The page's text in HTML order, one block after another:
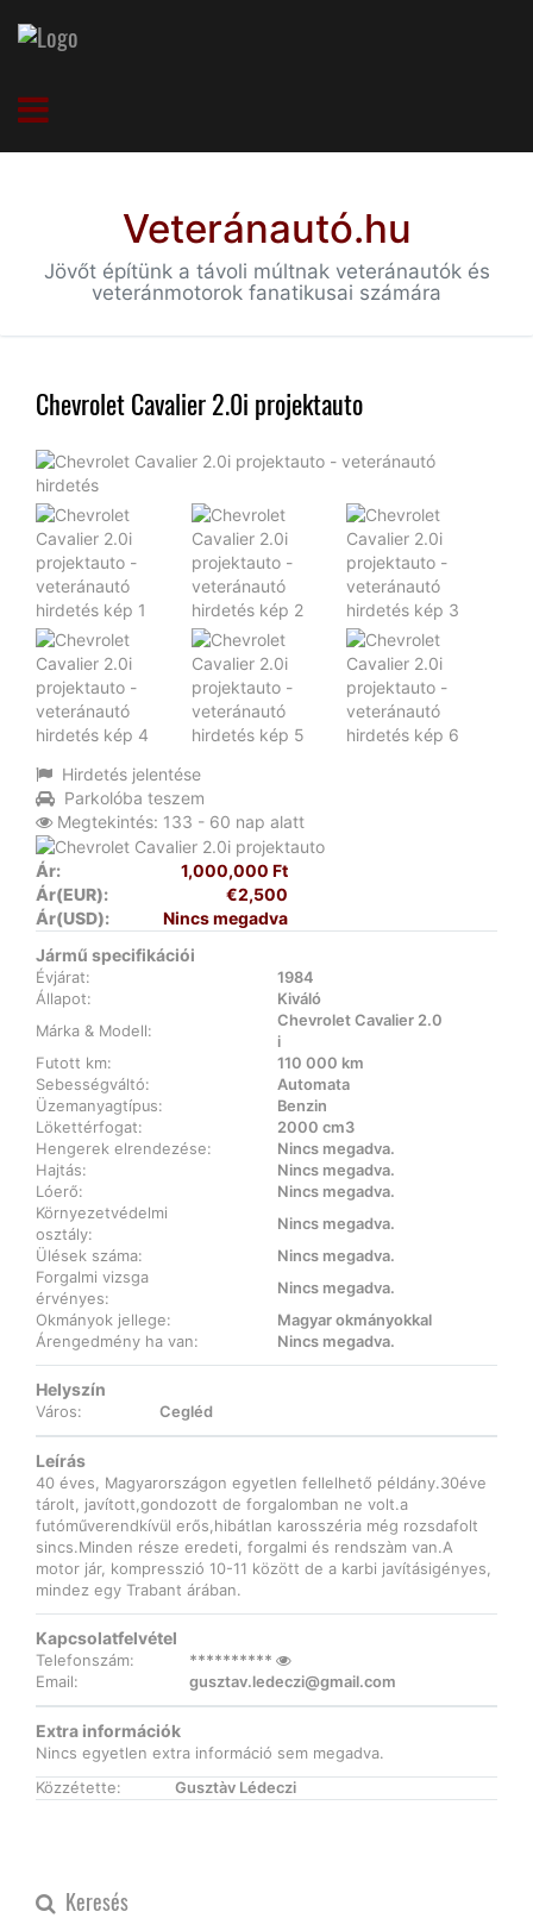
Veteránautó.hu
Jövőt építünk a távoli múltnak veteránautók és
veteránmotorok fanatikusai számára
Chevrolet Cavalier 2.0i projektauto
Hirdetés jelentése
Parkolóba teszem
Megtekintés: 133 - 60 nap alatt
Ár:
1,000,000 Ft
Ár(EUR):
€2,500
Ár(USD):
Nincs megadva
Jármű specifikációi
Évjárat:
1984
Állapot:
Kiváló
Márka & Modell:
Chevrolet Cavalier 2.0
i
Futott km:
110 000 km
Sebességváltó:
Automata
Üzemanyagtípus:
Benzin
Lökettérfogat:
2000 cm3
Hengerek elrendezése:
Nincs megadva.
Hajtás:
Nincs megadva.
Lóerő:
Nincs megadva.
Környezetvédelmi
osztály:
Nincs megadva.
Ülések száma:
Nincs megadva.
Forgalmi vizsga
érvényes:
Nincs megadva.
Okmányok jellege:
Magyar okmányokkal
Árengedmény ha van:
Nincs megadva.
Helyszín
Város: Cegléd
Leírás
40 éves, Magyarországon egyetlen fellelhető példány.30éve
tárolt, javított,gondozott de forgalomban ne volt.a
futóműverendkívül erős,hibátlan karosszéria még rozsdafolt
sincs.Minden része eredeti, forgalmi és rendszàm van.A
motor jár, kompresszió 10-11 között de a karbi javításigényes,
mindez egy Trabant árában.
Kapcsolatfelvétel
Telefonszám:
**********
Email:
gusztav.ledeczi@gmail.com
Extra információk
Nincs egyetlen extra információ sem megadva.
Közzétette:
Gusztàv Lédeczi
Keresés